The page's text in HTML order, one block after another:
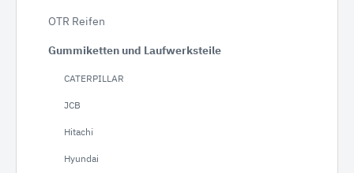
OTR Reifen
Gummiketten und Laufwerksteile
CATERPILLAR
JCB
Hitachi
Hyundai